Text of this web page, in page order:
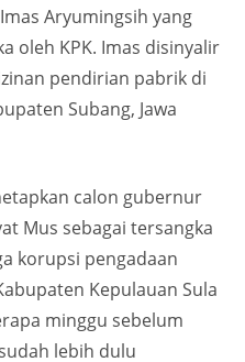
Aryumingsih yang
oleh KPK. Imas disinyalir
pendirian pabrik di
Subang, Jawa
calon gubernur
Mus sebagai tersangka
korupsi pengadaan
Kepulauan Sula
minggu sebelum
lebih dulu